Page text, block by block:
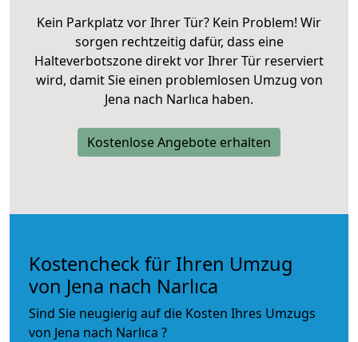
Kein Parkplatz vor Ihrer Tür? Kein Problem! Wir
sorgen rechtzeitig dafür, dass eine
Halteverbotszone direkt vor Ihrer Tür reserviert
wird, damit Sie einen problemlosen Umzug von
Jena nach Narlıca haben.
Kostenlose Angebote erhalten
Kostencheck für Ihren Umzug
von Jena nach Narlıca
Sind Sie neugierig auf die Kosten Ihres Umzugs
von Jena nach Narlıca ?